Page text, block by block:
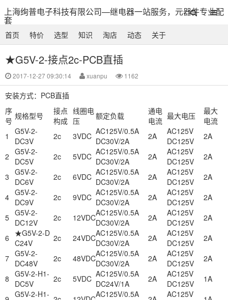
上海绚普电子科技有限公司—继电器一站服务，元器件专业配
套
首页 特价 选型 知识 淘店 动态 关于
★G5V-2-接点2c-PCB直插
2017-12-27 09:30:14 xuanpu 1162
安装方式：PCB直插
序
号 规格型号
接点
构成
线圈电
压
额定负载
通电
电流 最大电压
最大
电流
1
G5V-2-
DC3V
2c 3VDC AC125V/0.5A
DC30V/2A
2A
AC125V
DC125V
2A
2 G5V-2-
DC5V
2c 5VDC AC125V/0.5A
DC30V/2A
2A
AC125V
DC125V
2A
3 G5V-2-
DC6V
2c 6VDC AC125V/0.5A
DC30V/2A
2A
AC125V
DC125V
2A
4 G5V-2-
DC9V
2c 9VDC AC125V/0.5A
DC30V/2A
2A
AC125V
DC125V
2A
5 G5V-2-
DC12V
2c 12VDCAC125V/0.5A
DC30V/2A
2A
AC125V
DC125V
2A
6
★G5V-2-D
C24V
2c 24VDCAC125V/0.5A
DC30V/2A
2A
AC125V
DC125V
2A
7 G5V-2-
DC48V
2c 48VDCAC125V/0.5A
DC30V/2A
2A
AC125V
DC125V
2A
8 G5V-2-H1-
DC5V
2c 5VDC AC125V/0.5A
DC24V/1A
2A
AC125V
DC125V
1A
G5V-2-H1-
AC125V/0.5A
AC125V